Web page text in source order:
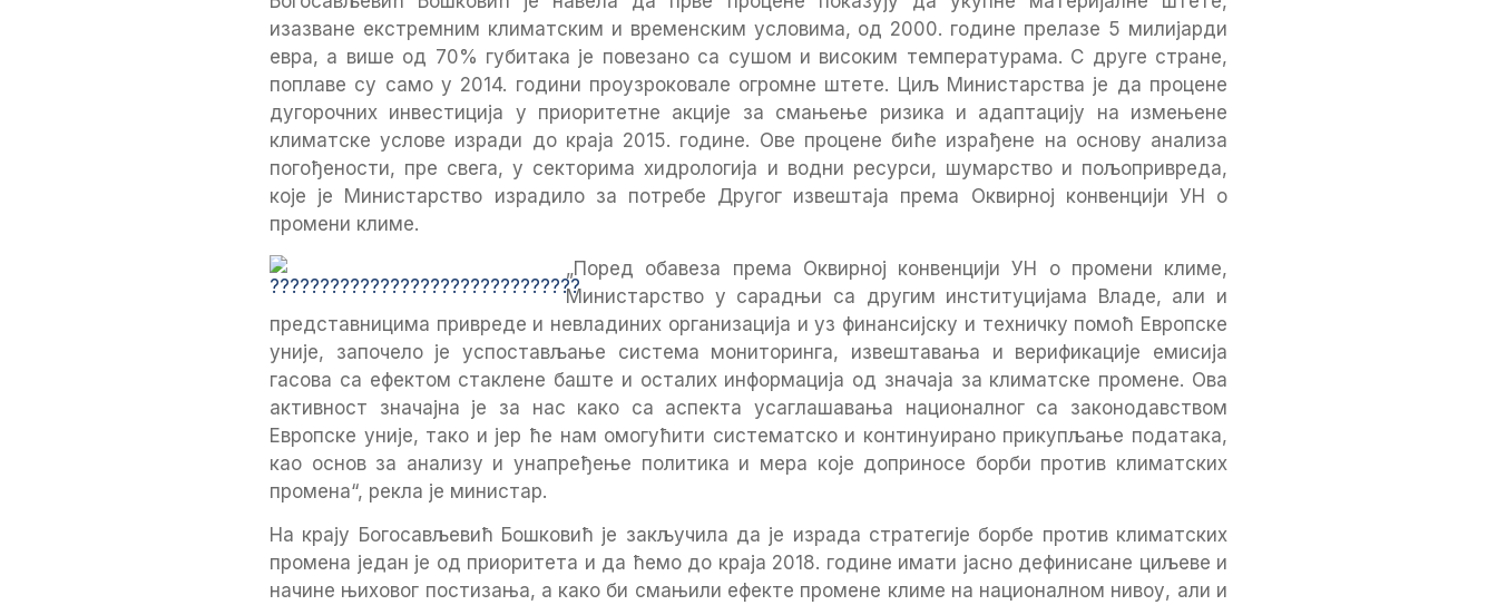
изазване екстремним климатским и временским условима, од 2000. године прелазе 5 милијарди
евра, а више од 70% губитака је повезано са сушом и високим температурама. С друге стране,
поплаве су само у 2014. години проузроковале огромне штете. Циљ Министарства је да процене
дугорочних инвестиција у приоритетне акције за смањење ризика и адаптацију на измењене
климатске услове изради до краја 2015. године. Ове процене биће израђене на основу анализа
погођености, пре свега, у секторима хидрологија и водни ресурси, шумарство и пољопривреда,
које је Министарство израдило за потребе Другог извештаја према Оквирној конвенцији УН о
промени климе.
„Поред обавеза према Оквирној конвенцији УН о промени климе,
Министарство у сарадњи са другим институцијама Владе, али и
представницима привреде и невладиних организација и уз финансијску и техничку помоћ Европске
уније, започело је успостављање система мониторинга, извештавања и верификације емисија
гасова са ефектом стаклене баште и осталих информација од значаја за климатске промене. Ова
активност значајна је за нас како са аспекта усаглашавања националног са законодавством
Европске уније, тако и јер ће нам омогућити систематско и континуирано прикупљање података,
као основ за анализу и унапређење политика и мера које доприносе борби против климатских
промена“, рекла је министар.
На крају Богосављевић Бошковић је закључила да је израда стратегије борбе против климатских
промена један је од приоритета и да ћемо до краја 2018. године имати јасно дефинисане циљеве и
начине њиховог постизања, а како би смањили ефекте промене климе на националном нивоу, али и